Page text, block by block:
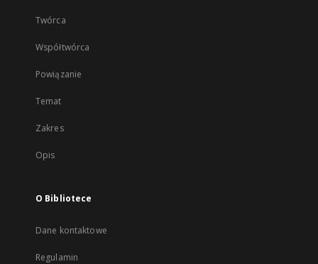
Twórca
Współtwórca
Powiązanie
Temat
Zakres
Opis
O Bibliotece
Dane kontaktowe
Regulamin